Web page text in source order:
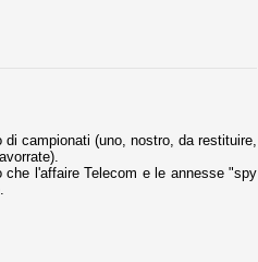
campionati (uno, nostro, da restituire,
l'affaire Telecom e le annesse "spy
a